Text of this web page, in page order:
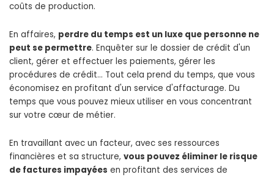
coûts de production.
En affaires, perdre du temps est un luxe que personne ne
peut se permettre. Enquêter sur le dossier de crédit d'un
client, gérer et effectuer les paiements, gérer les
procédures de crédit… Tout cela prend du temps, que vous
économisez en profitant d'un service d'affacturage. Du
temps que vous pouvez mieux utiliser en vous concentrant
sur votre cœur de métier.
En travaillant avec un facteur, avec ses ressources
financières et sa structure, vous pouvez éliminer le risque
de factures impayées en profitant des services de